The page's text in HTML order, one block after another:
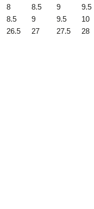
8 8.5 9 9.5
8.5 9 9.5 10
26.5 27 27.5 28